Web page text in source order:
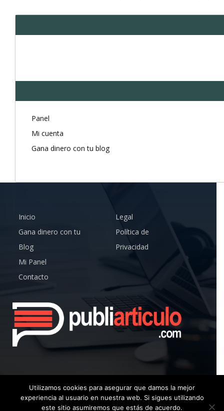
Panel
Mi cuenta
Gana dinero con tu blog
Inicio
Gana dinero con tu
Blog
Mi Panel
Contacto
Legal
Política de
Privacidad
© Copyright 2019 – Publiarticulo – Todos los Derechos
Utilizamos cookies para asegurar que damos la mejor
experiencia al usuario en nuestra web. Si sigues utilizando
este sitio asumiremos que estás de acuerdo.